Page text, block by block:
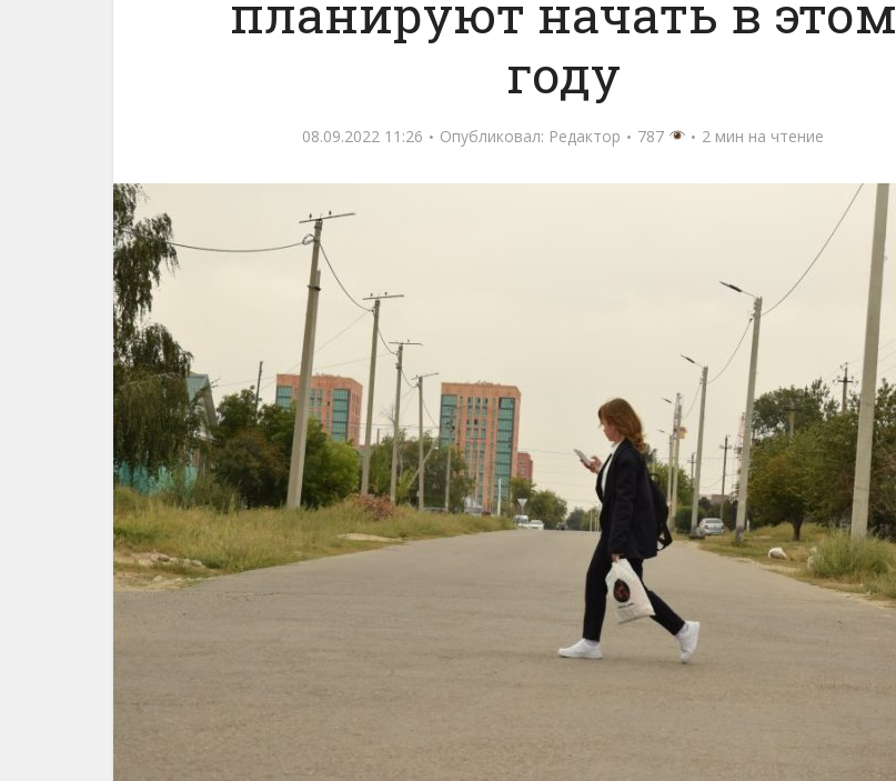
планируют начать в этом
году
08.09.2022 11:26 Опубликовал: Редактор 787 2 мин на чтение